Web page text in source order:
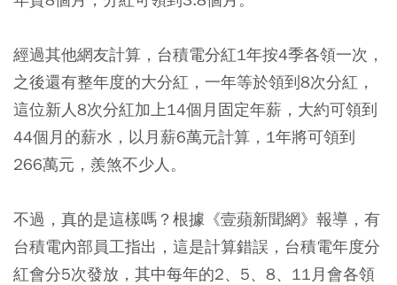
經過其他網友計算，台積電分紅1年按4季各領一次，
之後還有整年度的大分紅，一年等於領到8次分紅，
這位新人8次分紅加上14個月固定年薪，大約可領到
44個月的薪水，以月薪6萬元計算，1年將可領到
266萬元，羨煞不少人。
不過，真的是這樣嗎？根據《壹蘋新聞網》報導，有
台積電內部員工指出，這是計算錯誤，台積電年度分
紅會分5次發放，其中每年的2、5、8、11月會各領